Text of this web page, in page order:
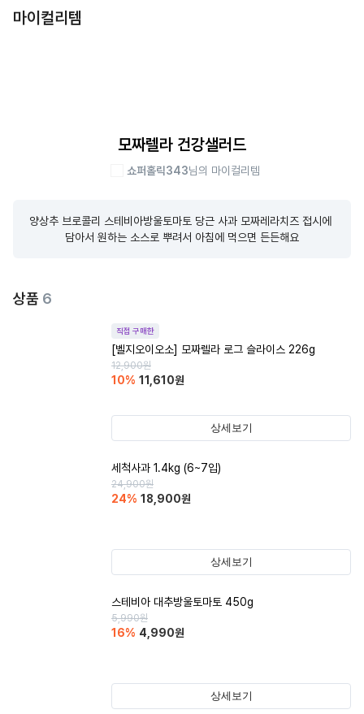
마이컬리템
모짜렐라 건강샐러드
쇼퍼홀릭343님의 마이컬리템
양상추 브로콜리 스테비아방울토마토 당근 사과 모짜레라치즈 접시에
담아서 원하는 소스로 뿌려서 아침에 먹으면 든든해요
상품 6
직접 구매한
[벨지오이오소] 모짜렐라 로그 슬라이스 226g
12,900원
10% 11,610원
상세보기
세척사과 1.4kg (6~7입)
24,900원
24% 18,900원
상세보기
스테비아 대추방울토마토 450g
5,990원
16% 4,990원
상세보기